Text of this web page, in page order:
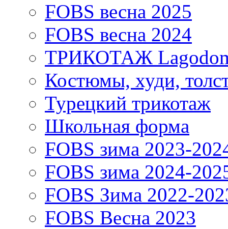
FOBS весна 2025
FOBS весна 2024
ТРИКОТАЖ
Костюмы, худи,
Турецкий трикотаж
Школьная форма
FOBS зима 2023-
FOBS зима 2024-
FOBS Зима 2022-
FOBS Весна 2023